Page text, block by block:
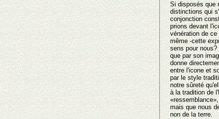
Si disposés que
distinctions qui
conjonction
prions devant
vénération de
même -cette
sens pour
que par son
donne
entre l'icone et
par le style
notre sûreté
à la tradition de
mais que nous
nοn de la terre.